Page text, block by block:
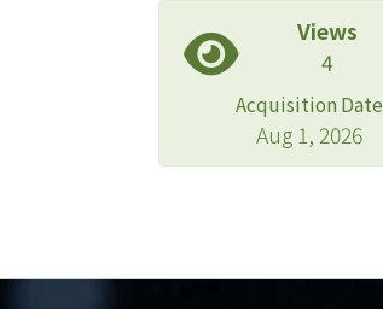
Views
4
Acquisition Date
Aug 1, 2026